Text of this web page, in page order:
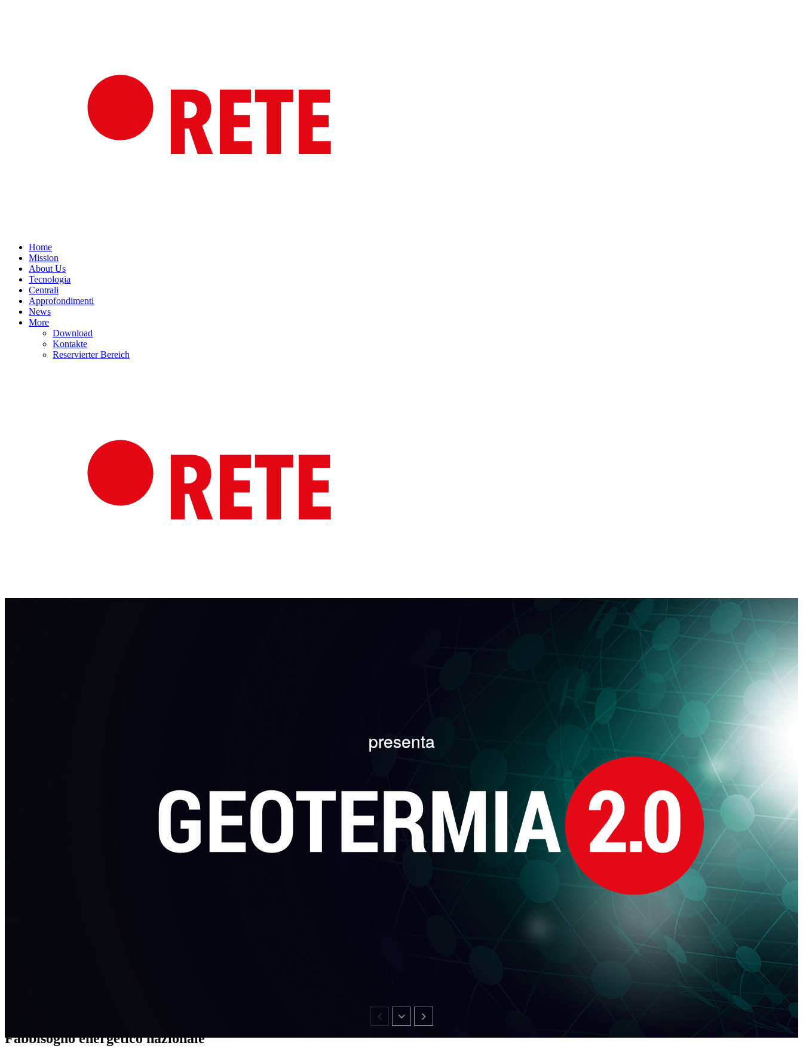
Home
Mission
About Us
Tecnologia
Centrali
Approfondimenti
News
More
Download
Kontakte
Reservierter Bereich
Fabbisogno energetico nazionale